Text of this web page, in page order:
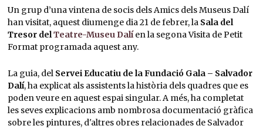
Un grup d’una vintena de socis dels Amics dels Museus Dalí
han visitat, aquest diumenge dia 21 de febrer, la Sala del
Tresor delTeatre-Museu Dalíen la segona Visita de Petit
Format programada aquest any.
La guia, del Servei Educatiu de la Fundació Gala – Salvador
Dalí, ha explicat als assistents la història dels quadres que es
poden veure en aquest espai singular. A més, ha completat
les seves explicacions amb nombrosa documentació gràfica
sobre les pintures, d'altres obres relacionades de Salvador